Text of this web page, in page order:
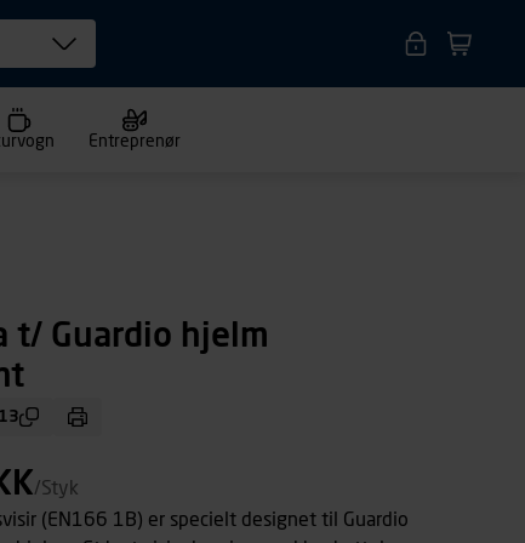
Entreprenør
t/ Guardio hjelm
/Styk
(EN166 1B) er specielt designet til Guardio